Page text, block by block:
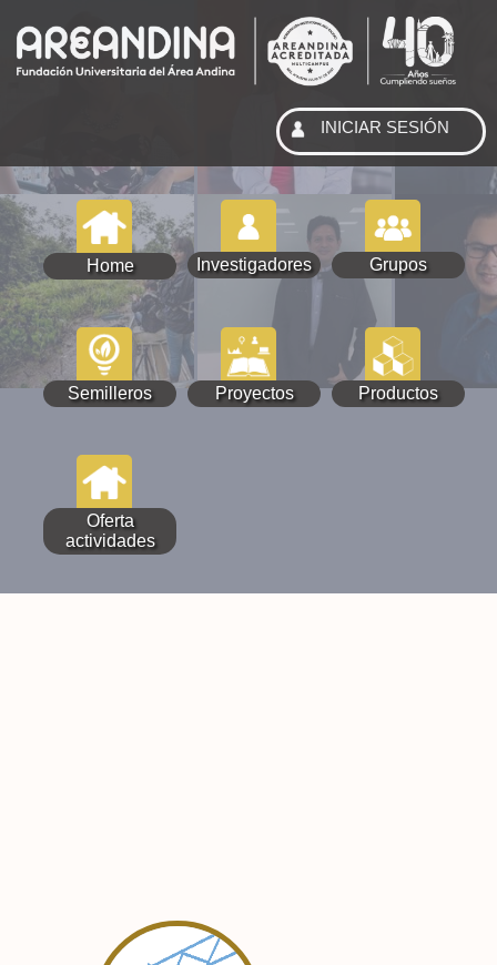
Home Investigadores Grupos
Semilleros Proyectos Productos
Oferta
actividades
INICIAR SESIÓN